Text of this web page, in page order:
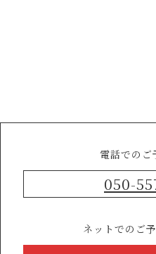
電話でのご
050-
ネットでのご